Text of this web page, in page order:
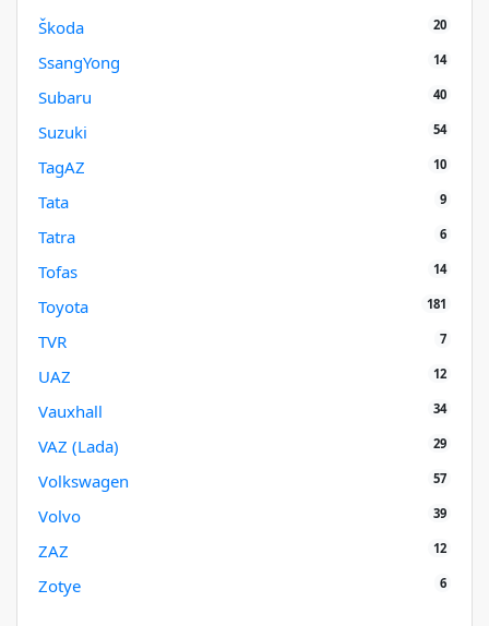
Škoda 20
SsangYong 14
Subaru 40
Suzuki 54
TagAZ 10
Tata 9
Tatra 6
Tofas 14
Toyota 181
TVR 7
UAZ 12
Vauxhall 34
VAZ (Lada) 29
Volkswagen 57
Volvo 39
ZAZ 12
Zotye 6